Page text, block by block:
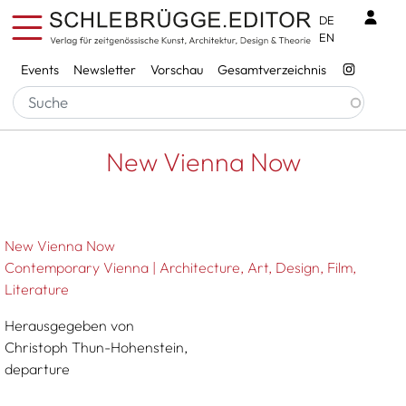
Direkt zum Inhalt
Services
Events Newsletter Vorschau Gesamtverzeichnis
DE
EN
Pfadnavigation
Startseite New Vienna Now
New Vienna Now
New Vienna Now
Contemporary Vienna | Architecture, Art, Design, Film,
Literature
Herausgegeben von
Christoph Thun-Hohenstein,
departure